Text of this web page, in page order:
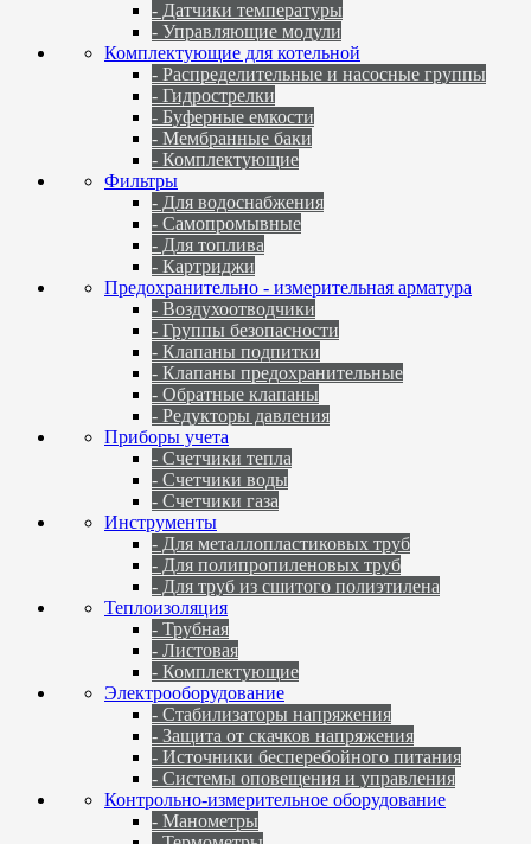
- Датчики температуры
- Управляющие модули
Комплектующие для котельной
- Распределительные и насосные группы
- Гидрострелки
- Буферные емкости
- Мембранные баки
- Комплектующие
Фильтры
- Для водоснабжения
- Самопромывные
- Для топлива
- Картриджи
Предохранительно - измерительная арматура
- Воздухоотводчики
- Группы безопасности
- Клапаны подпитки
- Клапаны предохранительные
- Обратные клапаны
- Редукторы давления
Приборы учета
- Счетчики тепла
- Счетчики воды
- Счетчики газа
Инструменты
- Для металлопластиковых труб
- Для полипропиленовых труб
- Для труб из сшитого полиэтилена
Теплоизоляция
- Трубная
- Листовая
- Комплектующие
Электрооборудование
- Стабилизаторы напряжения
- Защита от скачков напряжения
- Источники бесперебойного питания
- Системы оповещения и управления
Контрольно-измерительное оборудование
- Манометры